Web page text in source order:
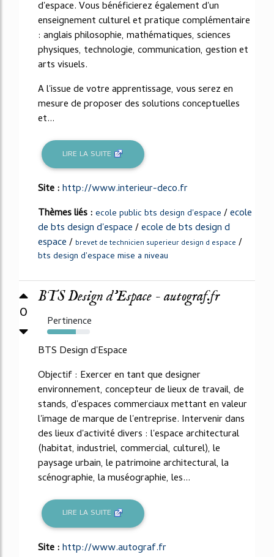
d'espace. Vous bénéficierez également d'un
enseignement culturel et pratique complémentaire
: anglais philosophie, mathématiques, sciences
physiques, technologie, communication, gestion et
arts visuels.
A l'issue de votre apprentissage, vous serez en
mesure de proposer des solutions conceptuelles
et...
LIRE LA SUITE
Site :http://www.interieur-deco.fr
Thèmes liés : ecole public bts design d'espace /ecole
de bts design d'espace/ecole de bts design d
espace/ brevet de technicien superieur design d espace /
bts design d'espace mise a niveau
0
BTS Design d'Espace - autograf.fr
Pertinence
67%
BTS Design d'Espace
Objectif : Exercer en tant que designer
environnement, concepteur de lieux de travail, de
stands, d'espaces commerciaux mettant en valeur
l'image de marque de l'entreprise. Intervenir dans
des lieux d'activité divers : l'espace architectural
(habitat, industriel, commercial, culturel), le
paysage urbain, le patrimoine architectural, la
scénographie, la muséographie, les...
LIRE LA SUITE
Site :http://www.autograf.fr